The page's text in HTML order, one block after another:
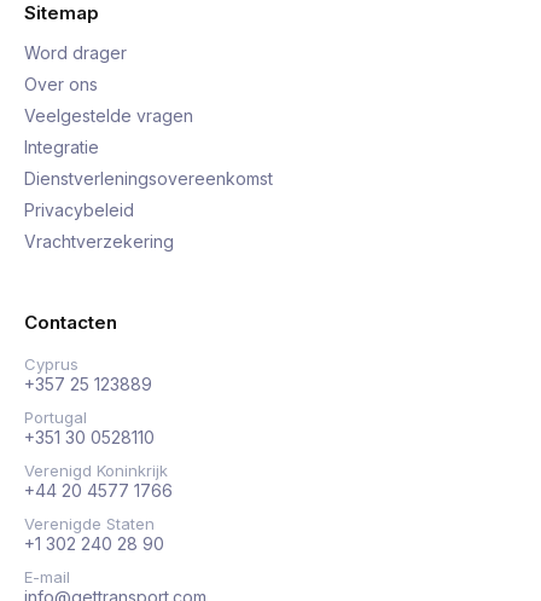
Sitemap
Word drager
Over ons
Veelgestelde vragen
Integratie
Dienstverleningsovereenkomst
Privacybeleid
Vrachtverzekering
Contacten
Cyprus
+357 25 123889
Portugal
+351 30 0528110
Verenigd Koninkrijk
+44 20 4577 1766
Verenigde Staten
+1 302 240 28 90
E-mail
info@gettransport.com